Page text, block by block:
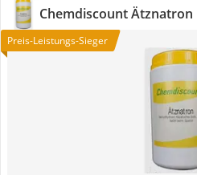
Chemdiscount Ätznatron
Preis-Leistungs-Sieger